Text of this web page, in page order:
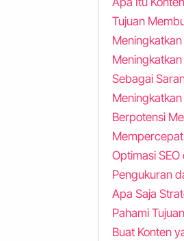
Tujuan
Sebagai
Berpotensi
Optimasi
Pengukuran
Apa Saja
Pahami
Buat Konten